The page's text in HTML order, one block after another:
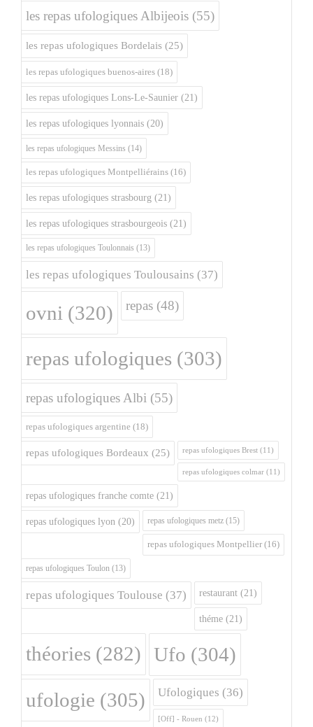
les repas ufologiques Albijeois (55)
les repas ufologiques Bordelais (25)
les repas ufologiques buenos-aires (18)
les repas ufologiques Lons-Le-Saunier (21)
les repas ufologiques lyonnais (20)
les repas ufologiques Messins (14)
les repas ufologiques Montpelliérains (16)
les repas ufologiques strasbourg (21)
les repas ufologiques strasbourgeois (21)
les repas ufologiques Toulonnais (13)
les repas ufologiques Toulousains (37)
ovni (320) repas (48)
repas ufologiques (303)
repas ufologiques Albi (55)
repas ufologiques argentine (18)
repas ufologiques Bordeaux (25) repas ufologiques Brest (11)
repas ufologiques colmar (11)
repas ufologiques franche comte (21)
repas ufologiques lyon (20) repas ufologiques metz (15)
repas ufologiques Montpellier (16)
repas ufologiques Toulon (13)
repas ufologiques Toulouse (37) restaurant (21)
théme (21)
théories (282) Ufo (304)
ufologie (305) Ufologiques (36)
[Off] - Rouen (12)